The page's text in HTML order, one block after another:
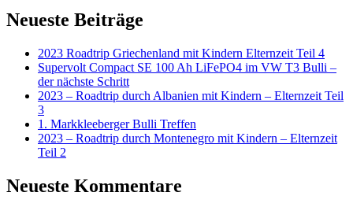
Neueste Beiträge
2023 Roadtrip Griechenland mit Kindern Elternzeit Teil 4
Supervolt Compact SE 100 Ah LiFePO4 im VW T3 Bulli –
der nächste Schritt
2023 – Roadtrip durch Albanien mit Kindern – Elternzeit Teil
3
1. Markkleeberger Bulli Treffen
2023 – Roadtrip durch Montenegro mit Kindern – Elternzeit
Teil 2
Neueste Kommentare